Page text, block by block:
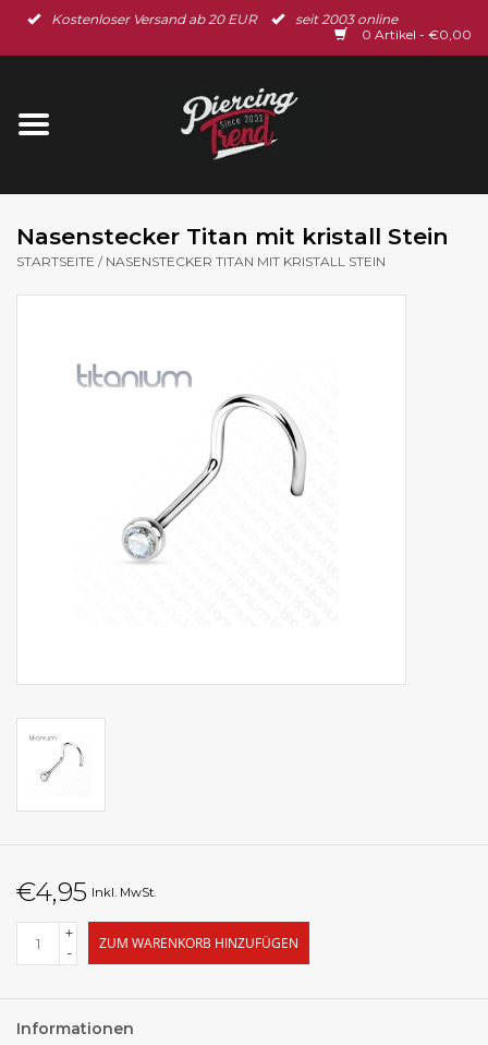
Kostenloser Versand ab 20 EUR
seit 2003 online
0 Artikel - €0,00
Startseite
Ohrschmuck
Nasenstecker Titan mit kristall Stein
STARTSEITE / NASENSTECKER TITAN MIT KRISTALL STEIN
€4,95 Inkl. MwSt.
+
-
ZUM WARENKORB HINZUFÜGEN
Informationen